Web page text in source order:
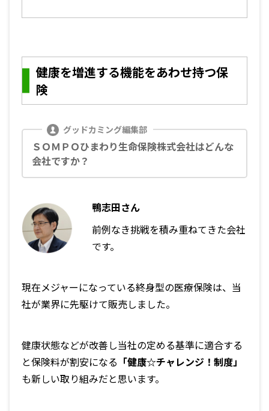
健康を増進する機能をあわせ持つ保
険
ＳＯＭＰＯひまわり生命保険株式会社はどんな
会社ですか？
鴨志田さん
前例なき挑戦を積み重ねてきた会社
です。
現在メジャーになっている終身型の医療保険は、当
社が業界に先駆けて販売しました。
健康状態などが改善し当社の定める基準に適合する
と保険料が割安になる 「健康☆チャレンジ！制度」
も新しい取り組みだと思います。